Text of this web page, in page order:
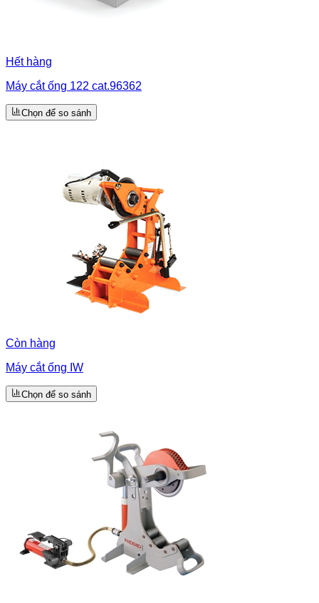
Hết hàng
Máy cắt ống 122 cat.96362
Chọn để so sánh
Còn hàng
Máy cắt ống IW
Chọn để so sánh